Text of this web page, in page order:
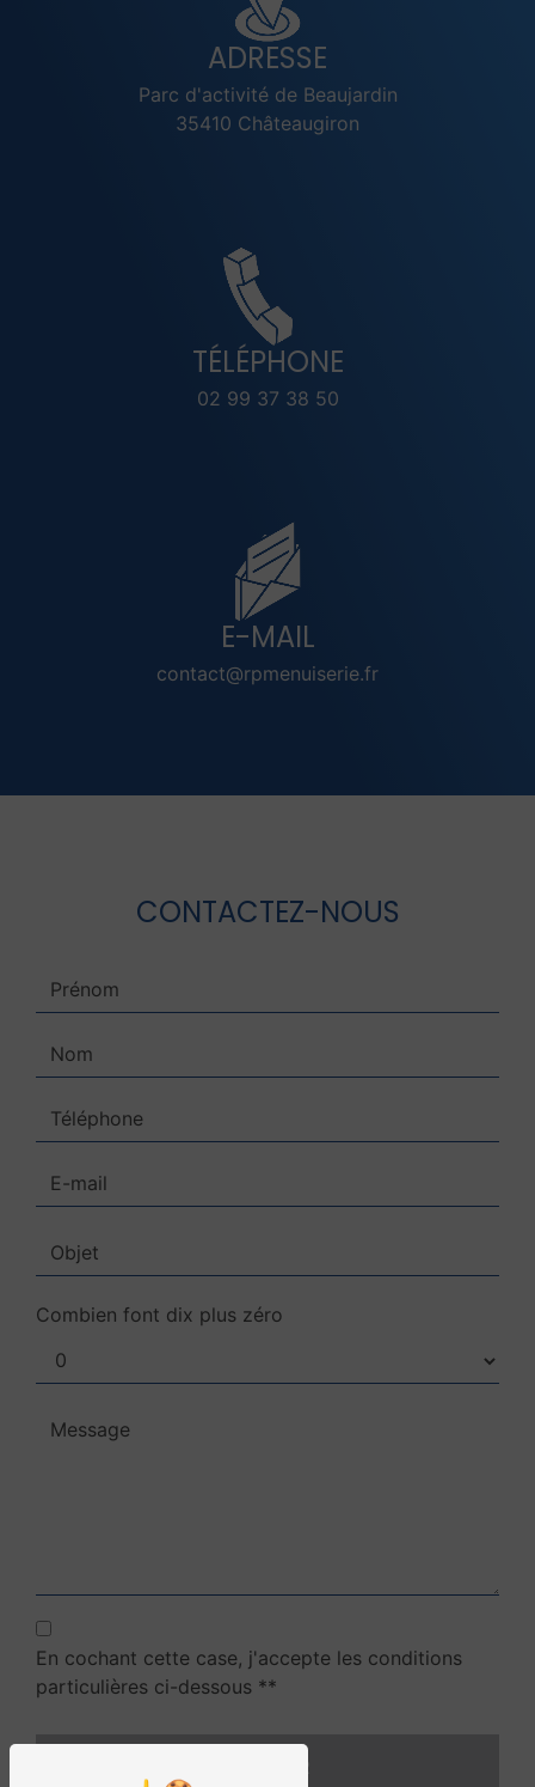
ADRESSE
Parc d'activité de Beaujardin
35410 Châteaugiron
TÉLÉPHONE
02 99 37 38 50
E-MAIL
contact@rpmenuiserie.fr
CONTACTEZ-NOUS
Combien font dix plus zéro
En cochant cette case, j'accepte les conditions
particulières ci-dessous **